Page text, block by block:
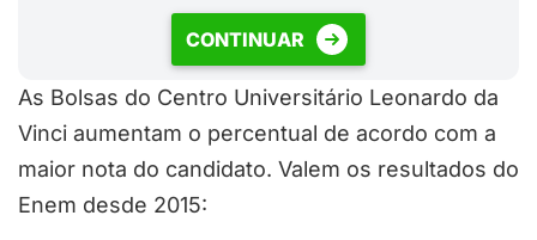
CONTINUAR
As Bolsas do Centro Universitário Leonardo da
Vinci aumentam o percentual de acordo com a
maior nota do candidato. Valem os resultados do
Enem desde 2015: